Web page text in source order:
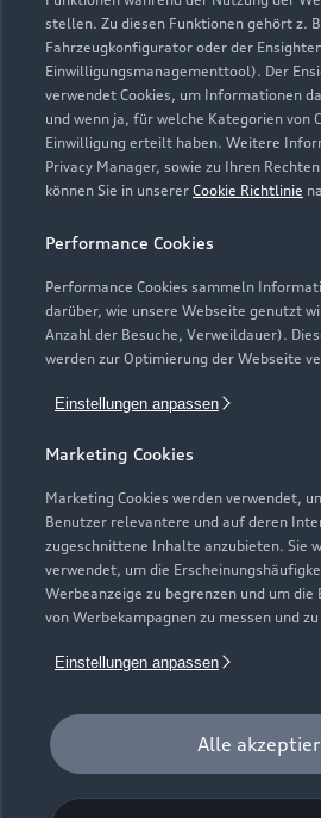
stellen. Zu diesen Funktionen gehört z.
Fahrzeugkonfigurator oder der
Einwilligungsmanagementtool). Der
verwendet Cookies, um Informationen
und wenn ja, für welche Kategorien von
Einwilligung erteilt haben. Weitere
Privacy Manager, sowie zu Ihren
können Sie in unserer Cookie Richtlinie
Performance Cookies
Performance Cookies sammeln
darüber, wie unsere Webseite genutzt
Anzahl der Besuche, Verweildauer).
werden zur Optimierung der Webseite
Einstellungen anpassen
Marketing Cookies
Marketing Cookies werden verwendet,
Benutzer relevantere und auf deren
zugeschnittene Inhalte anzubieten. Sie
verwendet, um die
Werbeanzeige zu begrenzen und um
von Werbekampagnen zu messen und
Einstellungen anpassen
Alle
Modelle
Elektromodelle
Plug-in-Hybride
Neuwagensuche
Gebrauchtwagensuche
Geschäftskunden
Service & Zubehör
Saisonale Angebote
Audi Services
Garantie
Audi digital services
myAudi
Support
Audi Code
Häufige Fragen (FAQ)
Audi Online Beratung
Online-Terminvereinbarung
Servicekontakt
Bordbuch &
Verträge kündigen
Über Audi
Unternehmen
Karriere
Investor Relations
Audi erleben
© 2026 AUDI AG. Alle Rechte
Impressum Rechtliches
Cookie-Richtlinie
Digital Services Act
EU Data Act